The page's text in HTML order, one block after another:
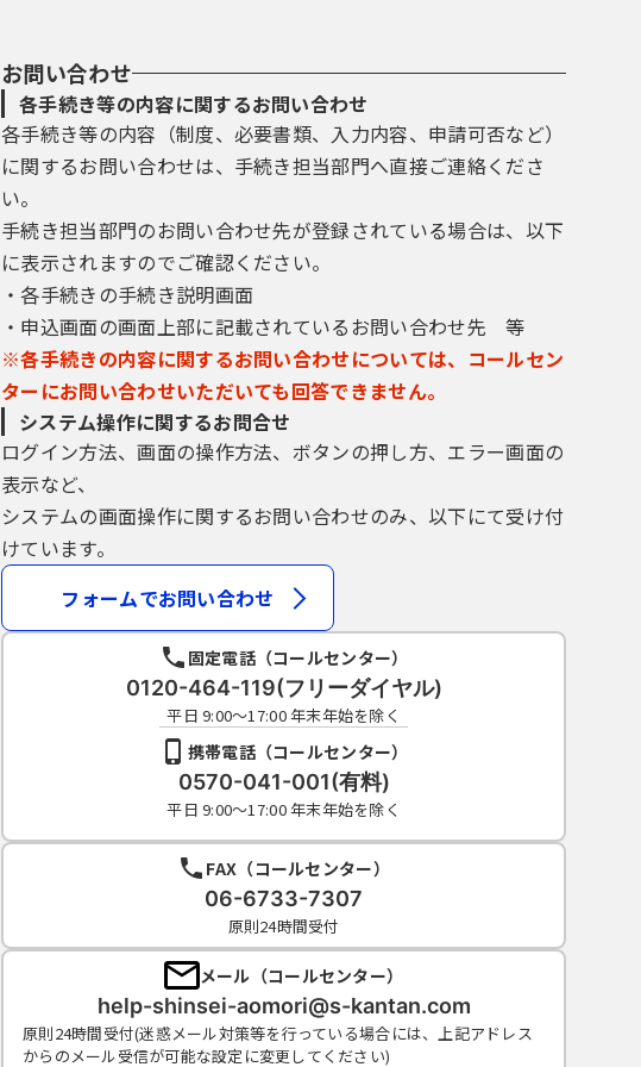
お問い合わせ
各手続き等の内容に関するお問い合わせ
各手続き等の内容（制度、必要書類、入力内容、申請可否など）
に関するお問い合わせは、手続き担当部門へ直接ご連絡くださ
い。
手続き担当部門のお問い合わせ先が登録されている場合は、以下
に表示されますのでご確認ください。
・各手続きの手続き説明画面
・申込画面の画面上部に記載されているお問い合わせ先 等
※各手続きの内容に関するお問い合わせについては、コールセン
ターにお問い合わせいただいても回答できません。
システム操作に関するお問合せ
ログイン方法、画面の操作方法、ボタンの押し方、エラー画面の
表示など、
システムの画面操作に関するお問い合わせのみ、以下にて受け付
けています。
フォームでお問い合わせ
固定電話（コールセンター）
0120-464-119(フリーダイヤル)
平日 9:00～17:00 年末年始を除く
携帯電話（コールセンター）
0570-041-001(有料)
平日 9:00～17:00 年末年始を除く
FAX（コールセンター）
06-6733-7307
原則24時間受付
メール（コールセンター）
help-shinsei-aomori@s-kantan.com
原則24時間受付(迷惑メール対策等を行っている場合には、上記アドレス
からのメール受信が可能な設定に変更してください)